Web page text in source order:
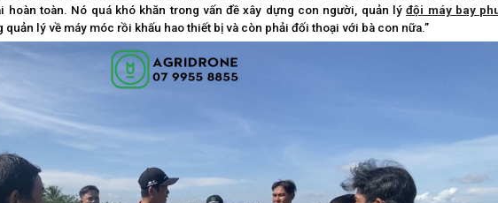
hoàn toàn. Nó quá khó khăn trong vấn đề xây dựng con người, quản lýđội máy bay
quản lý về máy móc rồi khấu hao thiết bị và còn phải đối thoại với bà con nữa.”